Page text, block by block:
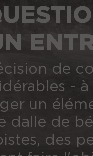
de
-
un
dalle de
des